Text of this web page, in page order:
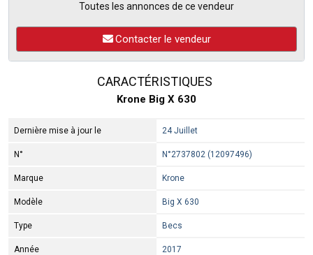
Toutes les annonces de ce vendeur
Contacter le vendeur
CARACTÉRISTIQUES
Krone Big X 630
Dernière mise à jour le 24 Juillet
N° N°2737802 (12097496)
Marque Krone
Modèle Big X 630
Type Becs
Année 2017